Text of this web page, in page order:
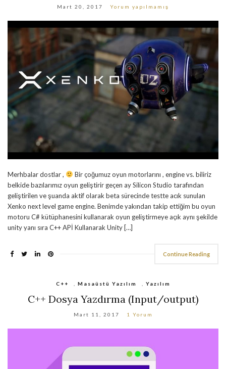
Mart 20, 2017 Yorum yapılmamış
Merhbalar dostlar ,
Bir çoğumuz oyun motorlarını , engine vs. biliriz
belkide bazılarımız oyun geliştirir geçen ay Silicon Studio tarafından
geliştirilen ve şuanda aktif olarak beta sürecinde testte acık sunulan
Xenko next level game engine. Benimde yakından takip ettiğim bu oyun
motoru C# kütüphanesini kullanarak oyun geliştirmeye açık aynı şekilde
unity yanı sıra C++ APİ Kullanarak Unity […]
Continue Reading
C++ Masaüstü Yazılım Yazılım
C++ Dosya Yazdırma (Input/output)
Mart 11, 2017 1 Yorum